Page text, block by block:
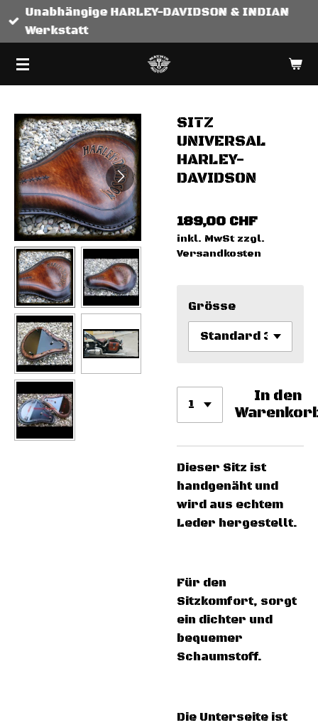
Zum
Hauptinhalt
Unabhängige HARLEY-DAVIDSON & INDIAN
Werkstatt
SITZ
UNIVERSAL
HARLEY-
DAVIDSON
189,00 CHF
inkl. MwSt zzgl.
Versandkosten
Grösse
In den
Dieser Sitz ist
handgenäht und
wird aus echtem
Leder hergestellt.
Für den
Sitzkomfort, sorgt
ein dichter und
bequemer
Schaumstoff.
Die Unterseite ist